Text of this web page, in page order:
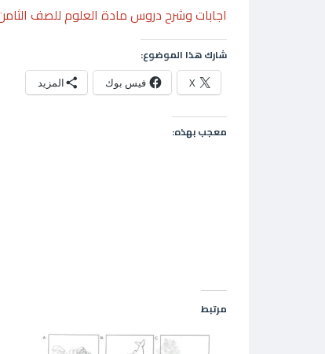
اجابات وشرح دروس مادة العلوم للصف
شارك هذا الموضوع:
X فيس بوك المزيد
معجب بهذه:
مرتبط